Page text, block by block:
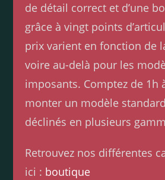
de détail correct et d’une
grâce à vingt points
prix varient en fonction de
voire au-delà pour les
imposants. Comptez de 1h
monter un modèle
déclinés en plusieurs
Retrouvez nos différentes
ici : boutique